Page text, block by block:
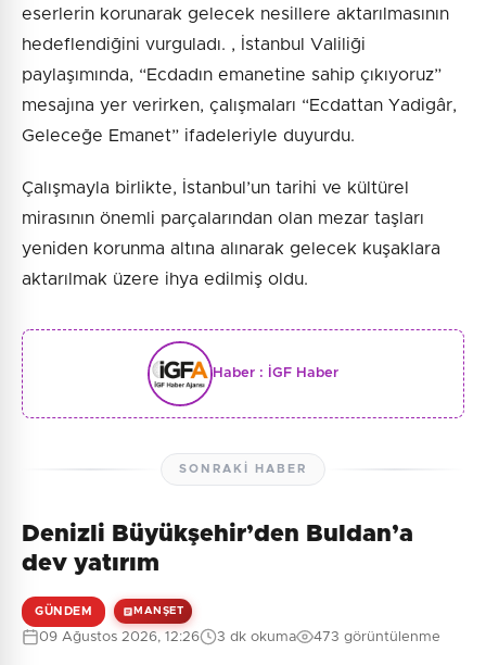
eserlerin korunarak gelecek nesillere aktarılmasının
hedeflendiğini vurguladı. , İstanbul Valiliği
paylaşımında, “Ecdadın emanetine sahip çıkıyoruz”
mesajına yer verirken, çalışmaları “Ecdattan Yadigâr,
Geleceğe Emanet” ifadeleriyle duyurdu.
Çalışmayla birlikte, İstanbul’un tarihi ve kültürel
mirasının önemli parçalarından olan mezar taşları
yeniden korunma altına alınarak gelecek kuşaklara
aktarılmak üzere ihya edilmiş oldu.
Haber : İGF Haber
SONRAKI HABER
Denizli Büyükşehir’den Buldan’a
dev yatırım
GÜNDEM MANŞET
09 Ağustos 2026, 12:26 3 dk okuma 473 görüntülenme